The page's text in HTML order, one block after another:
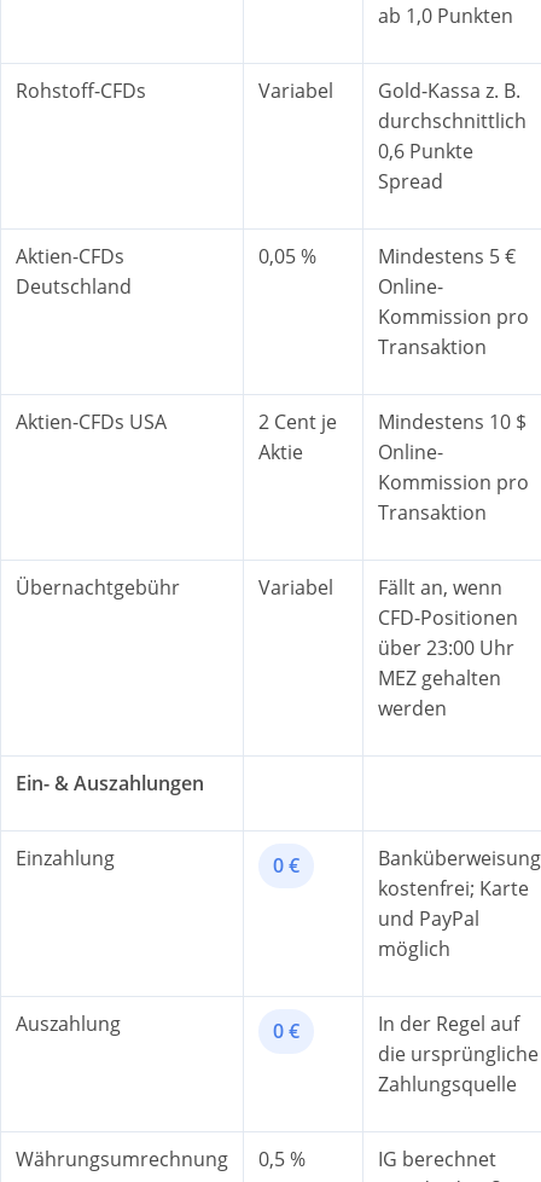
ab 1,0 Punkten
Rohstoff-CFDs Variabel
Gold-Kassa z. B.
durchschnittlich
0,6 Punkte
Spread
Aktien-CFDs
Deutschland
0,05 %
Mindestens 5 €
Online-
Kommission pro
Transaktion
Aktien-CFDs USA
2 Cent je
Aktie
Mindestens 10 $
Online-
Kommission pro
Transaktion
Übernachtgebühr Variabel
Fällt an, wenn
CFD-Positionen
über 23:00 Uhr
MEZ gehalten
werden
Ein- & Auszahlungen
Einzahlung 0 €
Banküberweisung
kostenfrei; Karte
und PayPal
möglich
Auszahlung 0 €
In der Regel auf
die ursprüngliche
Zahlungsquelle
Währungsumrechnung 0,5 %
IG berechnet